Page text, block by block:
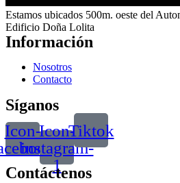
Estamos ubicados 500m. oeste del
Edificio Doña Lolita
Información
Nosotros
Contacto
Síganos
Icon-Icon-
instagram-
1
Tiktok
Contáctenos